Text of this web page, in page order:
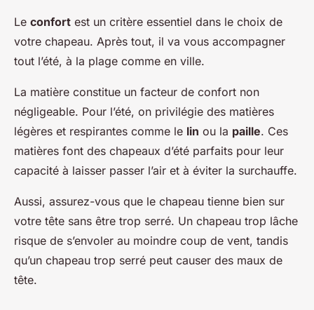
Le confort est un critère essentiel dans le choix de
votre chapeau. Après tout, il va vous accompagner
tout l’été, à la plage comme en ville.
La matière constitue un facteur de confort non
négligeable. Pour l’été, on privilégie des matières
légères et respirantes comme le lin ou la paille. Ces
matières font des chapeaux d’été parfaits pour leur
capacité à laisser passer l’air et à éviter la surchauffe.
Aussi, assurez-vous que le chapeau tienne bien sur
votre tête sans être trop serré. Un chapeau trop lâche
risque de s’envoler au moindre coup de vent, tandis
qu’un chapeau trop serré peut causer des maux de
tête.